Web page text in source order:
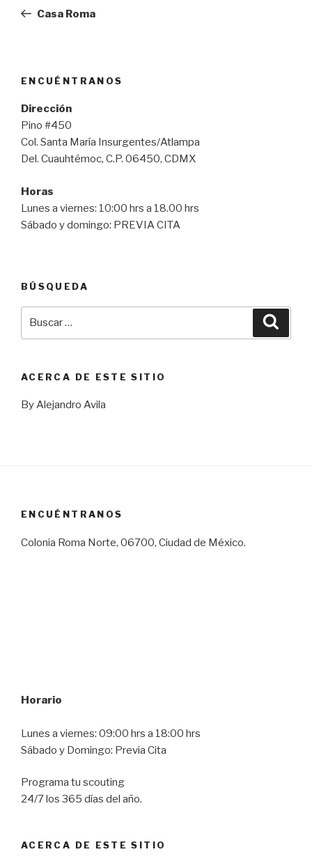
entradas
anterior:
Casa Roma
ENCUÉNTRANOS
Dirección
Pino #450
Col. Santa María Insurgentes/Atlampa
Del. Cuauhtémoc, C.P. 06450, CDMX
Horas
Lunes a viernes: 10:00 hrs a 18.00 hrs
Sábado y domingo: PREVIA CITA
BÚSQUEDA
ACERCA DE ESTE SITIO
By Alejandro Avila
ENCUÉNTRANOS
Colonia Roma Norte, 06700, Ciudad de México.
Horario
Lunes a viernes: 09:00 hrs a 18:00 hrs
Sábado y Domingo: Previa Cita
Programa tu scouting
24/7 los 365 días del año.
ACERCA DE ESTE SITIO